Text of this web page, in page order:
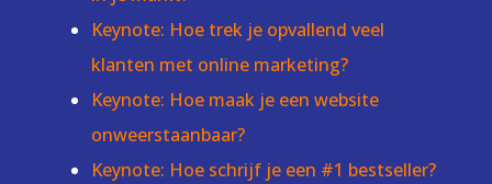
Keynote: Hoe trek je opvallend veel
klanten met online marketing?
Keynote: Hoe maak je een website
onweerstaanbaar?
Keynote: Hoe schrijf je een #1 bestseller?